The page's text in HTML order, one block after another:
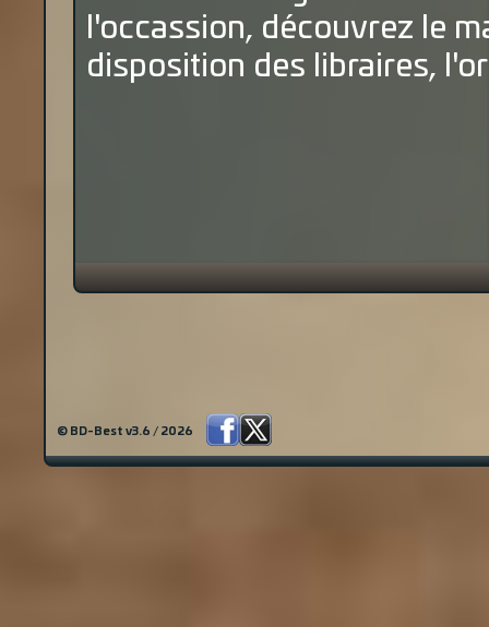
l'occassion, découvrez le
disposition des libraires,
© BD-Best v3.6 / 2026